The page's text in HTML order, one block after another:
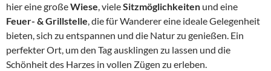
hier eine großeWiese, vieleSitzmöglichkeiten und eine
Feuer- & Grillstelle, die für Wanderer eine ideale Gelegenheit
bieten, sich zu entspannen und die Natur zu genießen. Ein
perfekter Ort, um den Tag ausklingen zu lassen und die
Schönheit des Harzes in vollen Zügen zu erleben.